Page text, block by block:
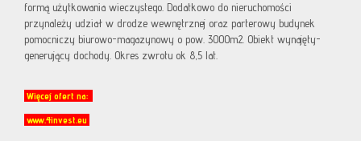
formą użytkowania wieczystego. Dodatkowo do nieruchomości
przynależy udział w drodze wewnętrznej oraz parterowy budynek
pomocniczy biurowo-magazynowy o pow. 3000m2. Obiekt wynajęty-
generujący dochody. Okres zwrotu ok 8,5 lat.
Więcej ofert na:
www.4invest.eu